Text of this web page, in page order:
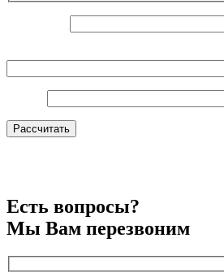
Оставьте это поле пустым.
Рассчитать
Есть вопросы?
Мы Вам перезвоним